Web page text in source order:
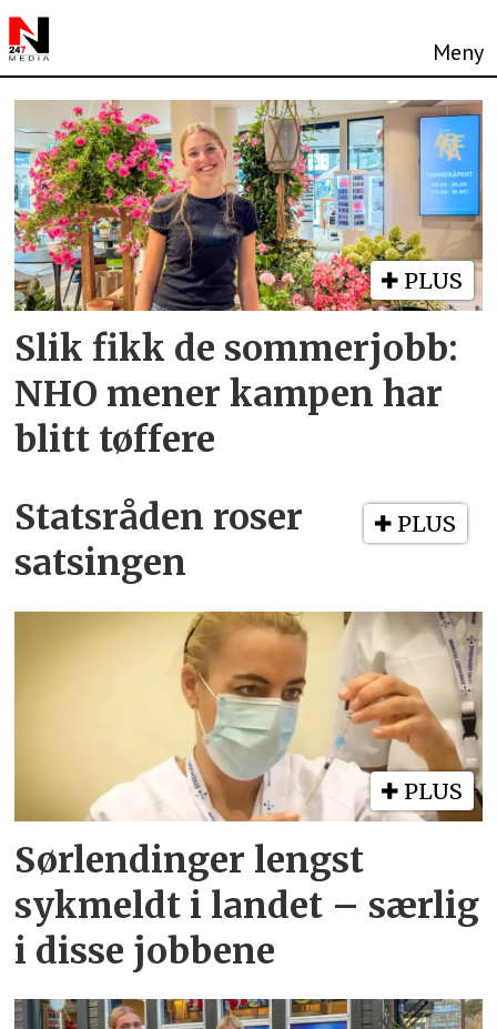
Tag:
arbeidsliv
PLUS
Slik fikk de sommerjobb:
NHO mener kampen har
blitt tøffere
PLUS
Statsråden roser
satsingen
PLUS
Sørlendinger lengst
sykmeldt i landet – særlig
i disse jobbene